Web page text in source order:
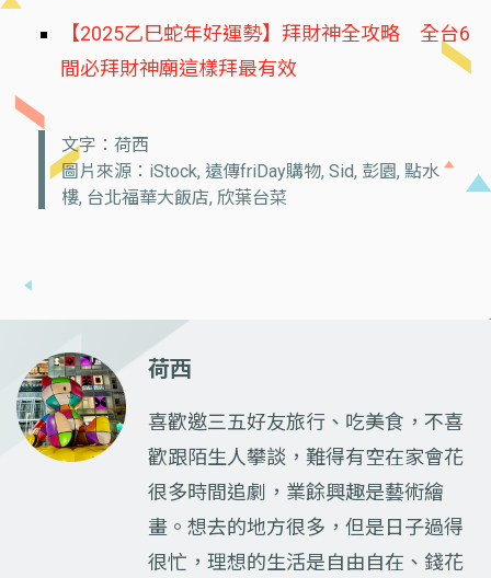
【2025乙巳蛇年好運勢】拜財神全攻略 全台6
間必拜財神廟這樣拜最有效
文字：荷西
圖片來源：iStock, 遠傳friDay購物, Sid, 彭園, 點水
樓, 台北福華大飯店, 欣葉台菜
荷西
喜歡邀三五好友旅行、吃美食，不喜
歡跟陌生人攀談，難得有空在家會花
很多時間追劇，業餘興趣是藝術繪
畫。想去的地方很多，但是日子過得
很忙，理想的生活是自由自在、錢花